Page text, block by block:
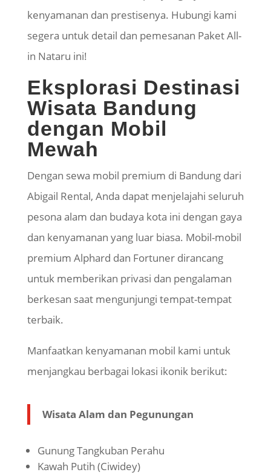
kenyamanan dan prestisenya. Hubungi kami
segera untuk detail dan pemesanan Paket All-
in Nataru ini!
Eksplorasi Destinasi
Wisata Bandung
dengan Mobil
Mewah
​Dengan sewa mobil premium di Bandung dari
Abigail Rental, Anda dapat menjelajahi seluruh
pesona alam dan budaya kota ini dengan gaya
dan kenyamanan yang luar biasa. Mobil-mobil
premium Alphard dan Fortuner dirancang
untuk memberikan privasi dan pengalaman
berkesan saat mengunjungi tempat-tempat
terbaik.
​Manfaatkan kenyamanan mobil kami untuk
menjangkau berbagai lokasi ikonik berikut:
Wisata Alam dan Pegunungan
Gunung Tangkuban Perahu
Kawah Putih (Ciwidey)